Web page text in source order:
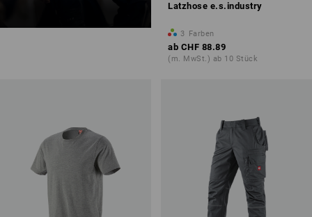
Latzhose e.s.industry
3 Farben
ab CHF 88.89
(m. MwSt.) ab 10 Stück